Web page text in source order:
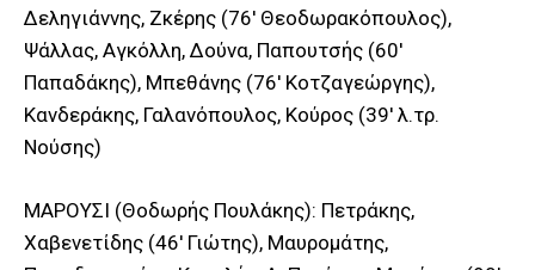
Δεληγιάννης, Ζκέρης (76′ Θεοδωρακόπουλος),
Ψάλλας, Αγκόλλη, Δούνα, Παπουτσής (60′
Παπαδάκης), Μπεθάνης (76′ Κοτζαγεώργης),
Κανδεράκης, Γαλανόπουλος, Κούρος (39′ λ.τρ.
Νούσης)
ΜΑΡΟΥΣΙ (Θοδωρής Πουλάκης): Πετράκης,
Χαβενετίδης (46′ Γιώτης), Μαυρομάτης,